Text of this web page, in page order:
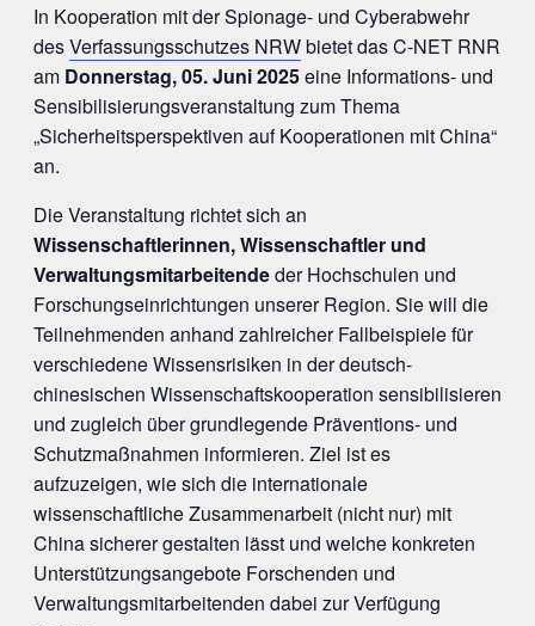
In Kooperation mit der Spionage- und Cyberabwehr
desVerfassungsschutzes NRWbietet das C-NET RNR
am Donnerstag, 05. Juni 2025eine Informations- und
Sensibilisierungsveranstaltung zum Thema
„Sicherheitsperspektiven auf Kooperationen mit China“
an.
Die Veranstaltung richtet sich an
Wissenschaftlerinnen, Wissenschaftler und
Verwaltungsmitarbeitendeder Hochschulen und
Forschungseinrichtungen unserer Region. Sie will die
Teilnehmenden anhand zahlreicher Fallbeispiele für
verschiedene Wissensrisiken in der deutsch-
chinesischen Wissenschaftskooperation sensibilisieren
und zugleich über grundlegende Präventions- und
Schutzmaßnahmen informieren. Ziel ist es
aufzuzeigen, wie sich die internationale
wissenschaftliche Zusammenarbeit (nicht nur) mit
China sicherer gestalten lässt und welche konkreten
Unterstützungsangebote Forschenden und
Verwaltungsmitarbeitenden dabei zur Verfügung